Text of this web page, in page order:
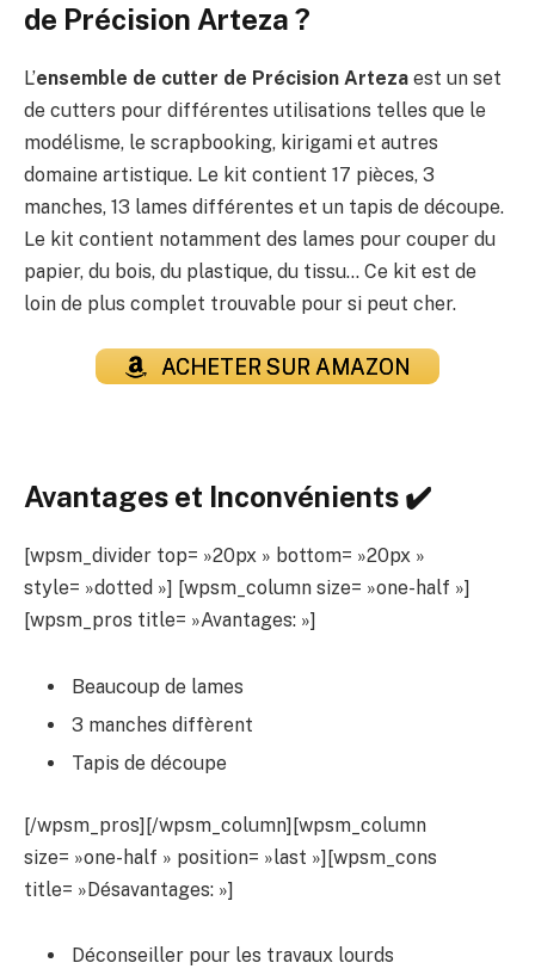
de Précision Arteza ?
L’ensemble de cutter de Précision Arteza est un set
de cutters pour différentes utilisations telles que le
modélisme, le scrapbooking, kirigami et autres
domaine artistique. Le kit contient 17 pièces, 3
manches, 13 lames différentes et un tapis de découpe.
Le kit contient notamment des lames pour couper du
papier, du bois, du plastique, du tissu… Ce kit est de
loin de plus complet trouvable pour si peut cher.
ACHETER SUR AMAZON
Avantages et Inconvénients ✔️
[wpsm_divider top= »20px » bottom= »20px »
style= »dotted »] [wpsm_column size= »one-half »]
[wpsm_pros title= »Avantages: »]
Beaucoup de lames
3 manches diffèrent
Tapis de découpe
[/wpsm_pros][/wpsm_column][wpsm_column
size= »one-half » position= »last »][wpsm_cons
title= »Désavantages: »]
Déconseiller pour les travaux lourds